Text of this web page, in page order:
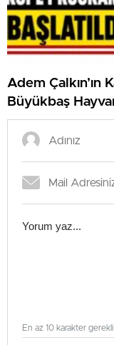
Adem Çalkın’ın
Büyükbaş
Programı
En az 10 karakter gerekli